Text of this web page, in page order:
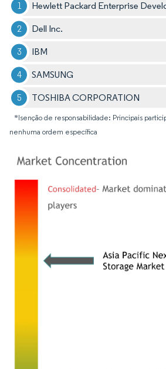
Hewlett Packard Enterprise
Dell Inc.
IBM
SAMSUNG
TOSHIBA CORPORATION
*Isenção de responsabilidade: Principais
nenhuma ordem específica